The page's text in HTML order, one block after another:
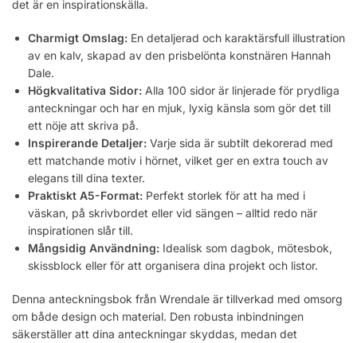
det är en inspirationskälla.
Charmigt Omslag: En detaljerad och karaktärsfull illustration
av en kalv, skapad av den prisbelönta konstnären Hannah
Dale.
Högkvalitativa Sidor: Alla 100 sidor är linjerade för prydliga
anteckningar och har en mjuk, lyxig känsla som gör det till
ett nöje att skriva på.
Inspirerande Detaljer: Varje sida är subtilt dekorerad med
ett matchande motiv i hörnet, vilket ger en extra touch av
elegans till dina texter.
Praktiskt A5-Format: Perfekt storlek för att ha med i
väskan, på skrivbordet eller vid sängen – alltid redo när
inspirationen slår till.
Mångsidig Användning: Idealisk som dagbok, mötesbok,
skissblock eller för att organisera dina projekt och listor.
Denna anteckningsbok från Wrendale är tillverkad med omsorg
om både design och material. Den robusta inbindningen
säkerställer att dina anteckningar skyddas, medan det